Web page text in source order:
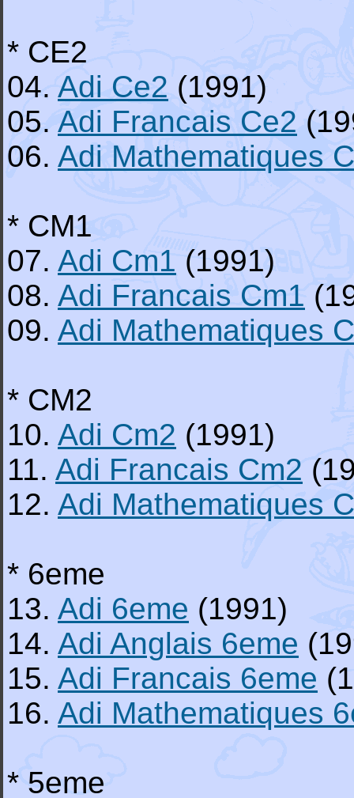
* CE2
04. Adi Ce2 (1991)
05. Adi Francais Ce2
06. Adi Mathematiques
* CM1
07. Adi Cm1 (1991)
08. Adi Francais Cm1
09. Adi Mathematiques
* CM2
10. Adi Cm2 (1991)
11. Adi Francais Cm2
12. Adi Mathematiques
* 6eme
13. Adi 6eme (1991)
14. Adi Anglais 6eme
15. Adi Francais 6eme
16. Adi Mathematiques
* 5eme